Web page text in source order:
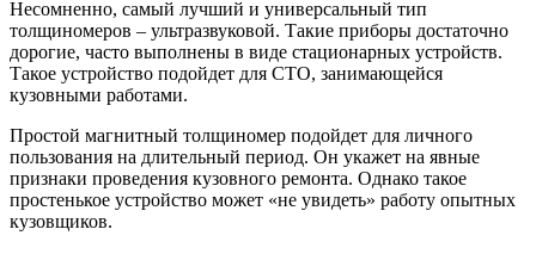
Несомненно, самый лучший и универсальный тип
толщиномеров – ультразвуковой. Такие приборы достаточно
дорогие, часто выполнены в виде стационарных устройств.
Такое устройство подойдет для СТО, занимающейся
кузовными работами.
Простой магнитный толщиномер подойдет для личного
пользования на длительный период. Он укажет на явные
признаки проведения кузовного ремонта. Однако такое
простенькое устройство может «не увидеть» работу опытных
кузовщиков.